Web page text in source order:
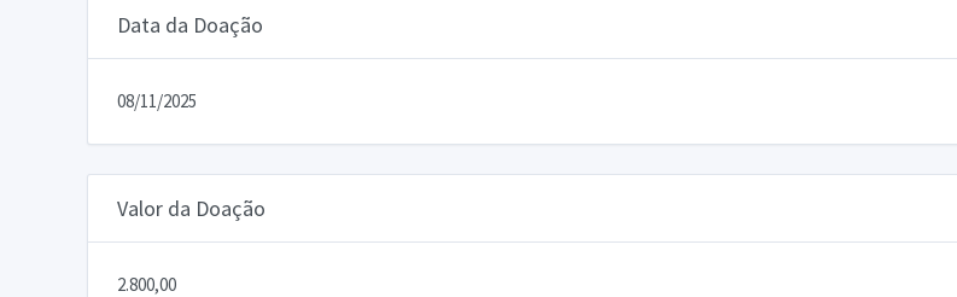
Data da Doação
08/11/2025
Valor da Doação
2.800,00